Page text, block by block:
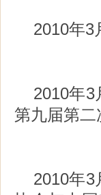
2010年3
2010年
第九届第二
2010年